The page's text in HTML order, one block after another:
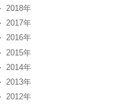
2018
2017
2016
2015
2014
2013
2012